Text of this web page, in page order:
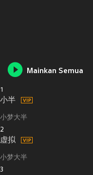
Mainkan Semua
1
小半
小梦大半
2
虚拟
小梦大半
3